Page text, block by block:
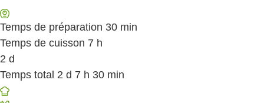
Temps de préparation 30 minutes
min
Temps de cuisson 7 heures
h
2 days
d
Temps total 2 days
d 7 heures
h 30 minutes
min